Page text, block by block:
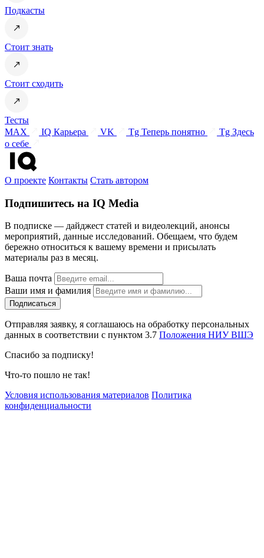
Подкасты
Стоит знать
Стоит сходить
Тесты
MAX
IQ Карьера VK Tg Теперь понятно
Tg Здесь
о себе
О проекте Контакты Стать автором
Подпишитесь на IQ Media
В подписке — дайджест статей и видеолекций, анонсы
мероприятий, данные исследований. Обещаем, что будем
бережно относиться к вашему времени и присылать
материалы раз в месяц.
Ваша почта
Ваши имя и фамилия
Отправляя заявку, я соглашаюсь на обработку персональных
данных в соответствии с пунктом 3.7 Положения НИУ ВШЭ
Спасибо за подписку!
Что-то пошло не так!
Условия использования материалов Политика
конфиденциальности